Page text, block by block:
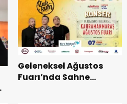
Geleneksel Ağustos
Fuarı’nda Sahne